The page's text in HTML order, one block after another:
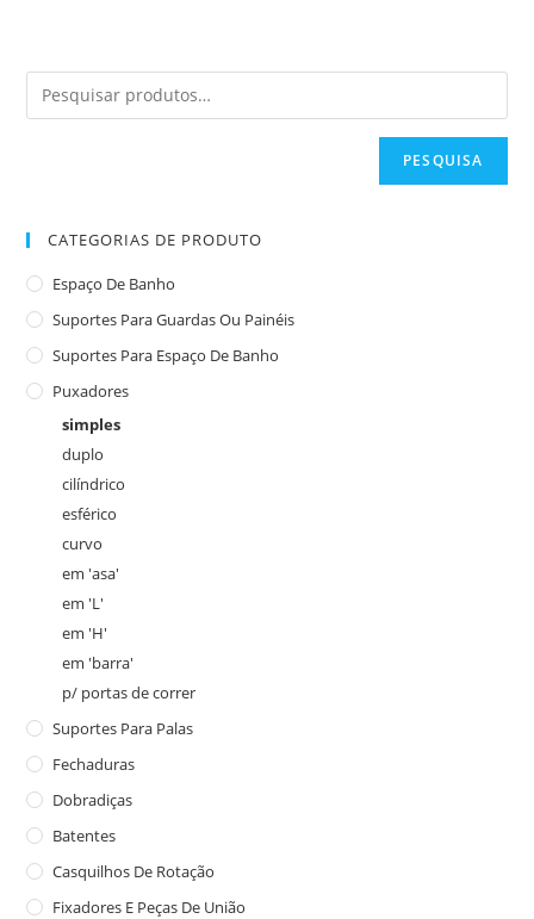
PESQUISA
CATEGORIAS DE PRODUTO
Espaço De Banho
Suportes Para Guardas Ou Painéis
Suportes Para Espaço De Banho
Puxadores
simples
duplo
cilíndrico
esférico
curvo
em 'asa'
em 'L'
em 'H'
em 'barra'
p/ portas de correr
Suportes Para Palas
Fechaduras
Dobradiças
Batentes
Casquilhos De Rotação
Fixadores E Peças De União